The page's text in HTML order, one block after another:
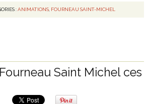
:ANIMATIONS, FOURNEAU SAINT-MICHEL
Saint Michel ces